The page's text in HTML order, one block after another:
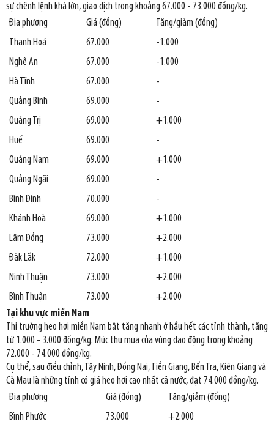
sự chênh lệnh khá lớn, giao dịch trong khoảng 67.000 - 73.000 đồng/kg.
Địa phương
Giá (đồng)
Tăng/giảm (đồng)
Thanh Hoá
67.000
-1.000
Nghệ An
67.000
-1.000
Hà Tĩnh
67.000
-
Quảng Bình
69.000
-
Quảng Trị
69.000
+1.000
Huế
69.000
-
Quảng Nam
69.000
+1.000
Quảng Ngãi
69.000
-
Bình Định
70.000
-
Khánh Hoà
69.000
+1.000
Lâm Đồng
73.000
+2.000
Đắk Lắk
72.000
+1.000
Ninh Thuận
73.000
+2.000
Bình Thuận
73.000
+2.000
Tại khu vực miền Nam
Thị trường heo hơi miền Nam bật tăng nhanh ở hầu hết các tỉnh thành, tăng
từ 1.000 - 3.000 đồng/kg. Mức thu mua của vùng dao động trong khoảng
72.000 - 74.000 đồng/kg.
Cụ thể, sau điều chỉnh, Tây Ninh, Đồng Nai, Tiền Giang, Bến Tra, Kiên Giang và
Cà Mau là những tỉnh có giá heo hơi cao nhất cả nước, đạt 74.000 đồng/kg.
Địa phương
Giá (đồng)
Tăng/giảm (đồng)
Bình Phước
73.000
+2.000